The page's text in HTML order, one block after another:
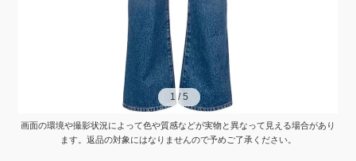
1 /5
1 /5
画面の環境や撮影状況によって色や質感などが実物と異なって見える場合があり
ます。返品の対象にはなりませんので予めご了承ください。